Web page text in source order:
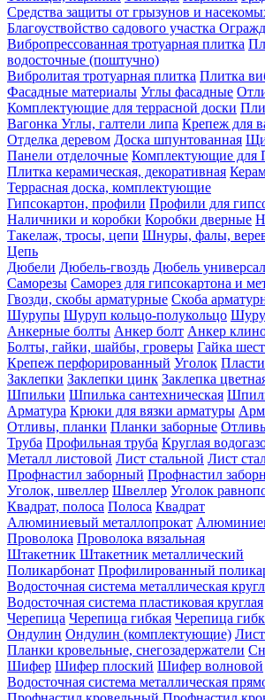
Средства защиты от грызунов и
Благоуствойство садового участка
Вибропрессованная тротуарная плитка
водосточные (поштучно)
Вибролитая тротуарная плитка Плитка
Фасадные материалы Углы фасадные
Комплектующие для террасной доски
Вагонка Углы, галтели липа Крепеж для
Отделка деревом Доска шпунтованная
Панели отделочные Комплектующие
Плитка керамическая, декоративная
Террасная доска, комплектующие
Гипсокартон, профили Профили для
Наличники и коробки Коробки дверные
Такелаж, тросы, цепи Шнуры, фалы,
Цепь
Дюбели Дюбель-гвоздь Дюбель
Саморезы Саморез для гипсокартона и
Гвозди, скобы арматурные Скоба
Шурупы Шуруп кольцо-полукольцо
Анкерные болты Анкер болт Анкер
Болты, гайки, шайбы, гроверы Гайка
Крепеж перфорированный Уголок
Заклепки Заклепки цинк Заклепка
Шпильки Шпилька сантехническая
Арматура Крюки для вязки арматуры
Отливы, планки Планки заборные
Труба Профильная труба Круглая
Металл листовой Лист стальной Лист
Профнастил заборный Профнастил
Уголок, швеллер Швеллер Уголок
Квадрат, полоса Полоса Квадрат
Алюминиевый металлопрокат
Проволока Проволока вязальная
Штакетник Штакетник металлический
Поликарбонат Профилированный
Водосточная система металлическая
Водосточная система пластиковая круглая
Черепица Черепица гибкая Черепица
Ондулин Ондулин (комплектующие)
Планки кровельные, снегозадержатели
Шифер Шифер плоский Шифер волновой
Водосточная система металлическая